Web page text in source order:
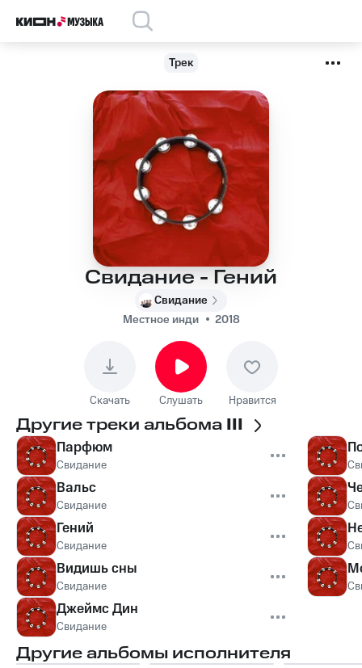
Трек
Свидание - Гений
Свидание
Местное инди
2018
Скачать Слушать Нравится
Другие треки альбома III
Парфюм
Свидание
Вальс
Свидание
Гений
Свидание
Видишь сны
Свидание
Джеймс Дин
Свидание
Другие альбомы исполнителя